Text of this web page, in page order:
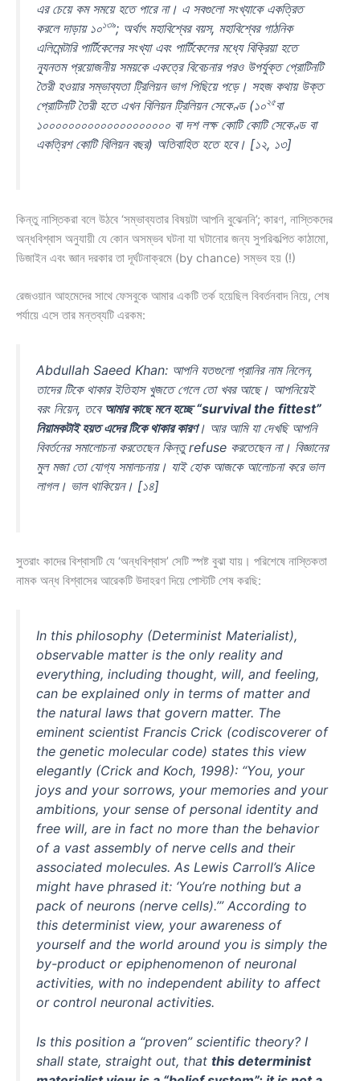
এর চেয়ে কম সময়ে হতে পারে না। এ সবগুলো সংখ্যাকে একত্রিত
করলে দাড়ায় ১০১৩৯; অর্থাৎ মহাবিশ্বের বয়স, মহাবিশ্বের গাঠনিক
এলিমেন্টারি পার্টিকেলের সংখ্যা এবং পার্টিকেলের মধ্যে বিক্রিয়া হতে
ন্যূনতম প্রয়োজনীয় সময়কে একত্রে বিবেচনার পরও উপর্যুক্ত প্রোটিনটি
তৈরী হওয়ার সম্ভাব্যতা ট্রিলিয়ন ভাগ পিছিয়ে পড়ে। সহজ কথায় উক্ত
প্রোটিনটি তৈরী হতে এখন বিলিয়ন ট্রিলিয়ন সেকেণ্ড (১০২৫বা
১০০০০০০০০০০০০০০০০০০০০ বা দশ লক্ষ কোটি কোটি সেকেণ্ড বা
একত্রিশ কোটি বিলিয়ন বছর) অতিবাহিত হতে হবে। [১২, ১৩]
কিন্তু নাস্তিকরা বলে উঠবে ‘সম্ভাব্যতার বিষয়টা আপনি বুঝেননি’; কারণ, নাস্তিকদের
অন্ধবিশ্বাস অনুযায়ী যে কোন অসম্ভব ঘটনা যা ঘটানোর জন্য সুপরিকল্পিত কাঠামো,
ডিজাইন এবং জ্ঞান দরকার তা দূর্ঘটনাক্রমে (by chance) সম্ভব হয় (!)
রেজওয়ান আহমেদের সাথে ফেসবুকে আমার একটি তর্ক হয়েছিল বিবর্তনবাদ নিয়ে, শেষ
পর্যায়ে এসে তার মন্তব্যটি এরকম:
Abdullah Saeed Khan: আপনি যতগুলো প্রানির নাম নিলেন,
তাদের টিকে থাকার ইতিহাস খুজতে গেলে তো খবর আছে। আপনিয়েই
বরং নিয়েন, তবে আমার কাছে মনে হচ্ছে “survival the fittest”
নিয়ামকটাই হয়ত এদের টিকে থাকার কারণ। আর আমি যা দেখছি আপনি
বিবর্তনের সমালোচনা করতেছেন কিন্তু refuse করতেছেন না। বিজ্ঞানের
মুল মজা তো যোগ্য সমালচনায়। যাই হোক আজকে আলোচনা করে ভাল
লাগল। ভাল থাকিয়েন। [১৪]
সুতরাং কাদের বিশ্বাসটি যে ‘অন্ধবিশ্বাস’ সেটি স্পষ্ট বুঝা যায়। পরিশেষে নাস্তিকতা
নামক অন্ধ বিশ্বাসের আরেকটি উদাহরণ দিয়ে পোস্টটি শেষ করছি:
In this philosophy (Determinist Materialist),
observable matter is the only reality and
everything, including thought, will, and feeling,
can be explained only in terms of matter and
the natural laws that govern matter. The
eminent scientist Francis Crick (codiscoverer of
the genetic molecular code) states this view
elegantly (Crick and Koch, 1998): “You, your
joys and your sorrows, your memories and your
ambitions, your sense of personal identity and
free will, are in fact no more than the behavior
of a vast assembly of nerve cells and their
associated molecules. As Lewis Carroll’s Alice
might have phrased it: ‘You’re nothing but a
pack of neurons (nerve cells).’” According to
this determinist view, your awareness of
yourself and the world around you is simply the
by-product or epiphenomenon of neuronal
activities, with no independent ability to affect
or control neuronal activities.
Is this position a “proven” scientific theory? I
shall state, straight out, that this determinist